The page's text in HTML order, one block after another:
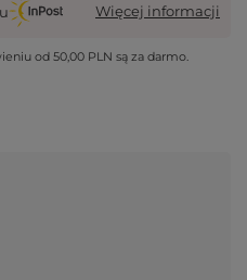
Więcej informacji
od50,00 PLN są za darmo.